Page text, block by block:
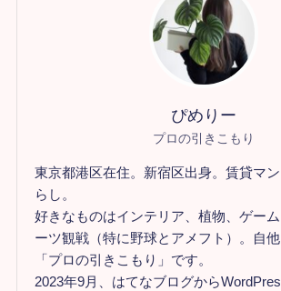
ぴめりー
プロの引きこもり
東京都港区在住。新宿区出身。賃貸マ
らし。
好きなものはインテリア、植物、ゲー
ーツ観戦（特に野球とアメフト）。自
「プロの引きこもり」です。
2023年9月、はてなブログから